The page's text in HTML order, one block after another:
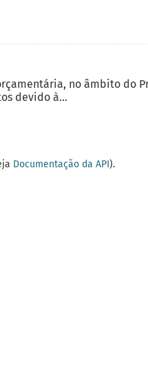
no âmbito do
devido à...
Documentação da API).